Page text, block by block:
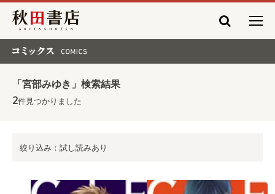
秋田書店
「宮部みゆき」検索結果
2件見つかりました
絞り込み：試し読みあり